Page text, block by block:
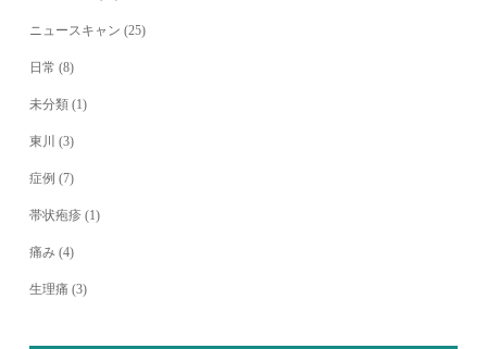
ニュースキャン (25)
日常 (8)
未分類 (1)
東川 (3)
症例 (7)
帯状疱疹 (1)
痛み (4)
生理痛 (3)